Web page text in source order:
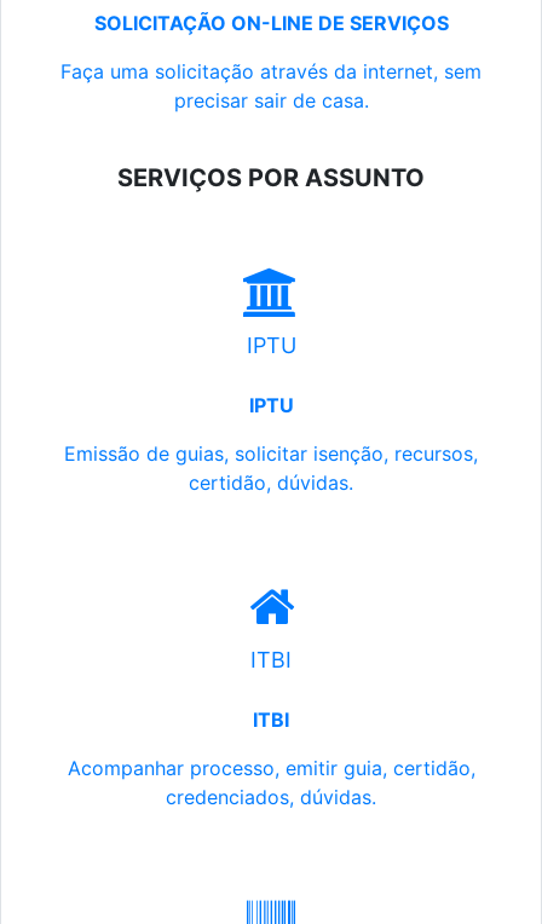
SOLICITAÇÃO ON-LINE DE SERVIÇOS
Faça uma solicitação através da internet, sem
precisar sair de casa.
SERVIÇOS POR ASSUNTO
IPTU
IPTU
Emissão de guias, solicitar isenção, recursos,
certidão, dúvidas.
ITBI
ITBI
Acompanhar processo, emitir guia, certidão,
credenciados, dúvidas.